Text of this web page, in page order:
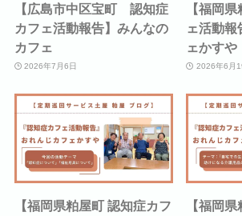
【広島市中区宝町 認知症
カフェ活動報告】みんなの
カフェ
2026年7月6日
【福岡
ェ活動報
ェかすや
2026年6月
【福岡県粕屋町 認知症カフ
【福岡